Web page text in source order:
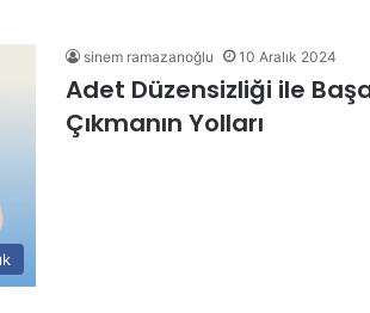
sinem ramazanoğlu 10 Aralık 2024
Adet Düzensizliği ile
Çıkmanın Yolları